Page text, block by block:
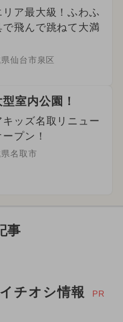
リア最大級！ふわふ
で飛んで跳ねて大満
仙台市泉区
室内公園！
キッズ名取リニュー
プン！
名取市
事
チオシ情報 PR